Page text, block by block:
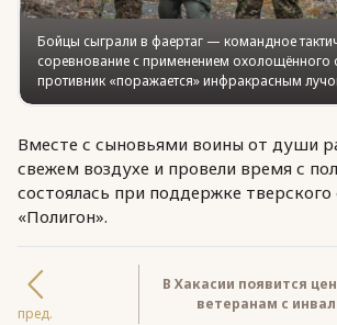
Бойцы сыграли в фаертаг — командное
соревнование с применением охолощённого
противник «поражается» инфракрасным
Вместе с сыновьями воины от души
свежем воздухе и провели время с
состоялась при поддержке тверского
«Полигон».
пред.
В Хакасии появится
ветеранам с